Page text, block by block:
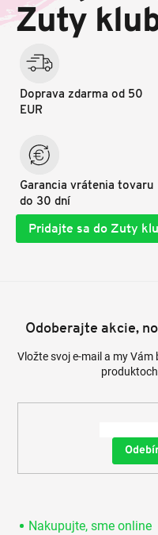
i
Zuty
Doprava zdarma od 50
EUR
Garancia vrátenia tovaru
do 30 dní
Pridajte sa do Zuty
Odoberajte akcie,
Vložte svoj e-mail a my
Nakupujte, sme online